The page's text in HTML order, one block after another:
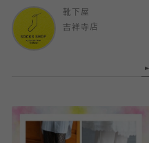
靴下屋
吉祥寺店